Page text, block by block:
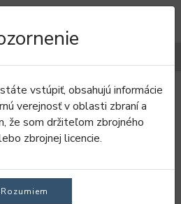
vstúpiť, obsahujú informácie
verejnosť v oblasti zbraní a
že som držiteľom zbrojného
zbrojnej licencie.
Rozumiem